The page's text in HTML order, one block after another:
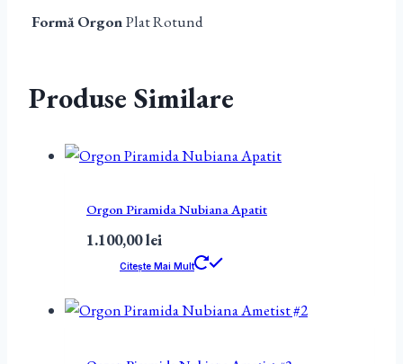
Formă OrgonPlat Rotund
Produse Similare
Orgon Piramida Nubiana Apatit
1.100,00lei
Citește Mai Mult